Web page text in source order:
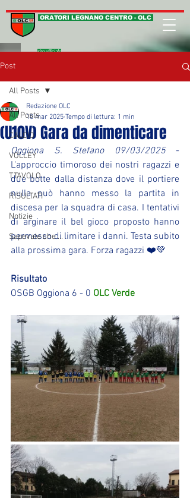
ORATORI LEGNANO CENTRO - OLC
sito ufficiale
Post
All Posts
CALCIO
VOLLEY
T.TAVOLO
RISULTATI
Notizie
Sapevate che ...
All Posts
(U10V) Gara da dimenticare
Redazione OLC
10 mar 2025 Tempo di lettura: 1 min
Oggiona S. Stefano 09/03/2025 -
L'approccio timoroso dei nostri ragazzi e
due botte dalla distanza dove il portiere
nulla può hanno messo la partita in
discesa per la squadra di casa. I tentativi
di arginare il bel gioco proposto hanno
permesso di limitare i danni. Testa subito
alla prossima gara. Forza ragazzi ❤️💚
Risultato
OSGB Oggiona 6 - 0 OLC Verde